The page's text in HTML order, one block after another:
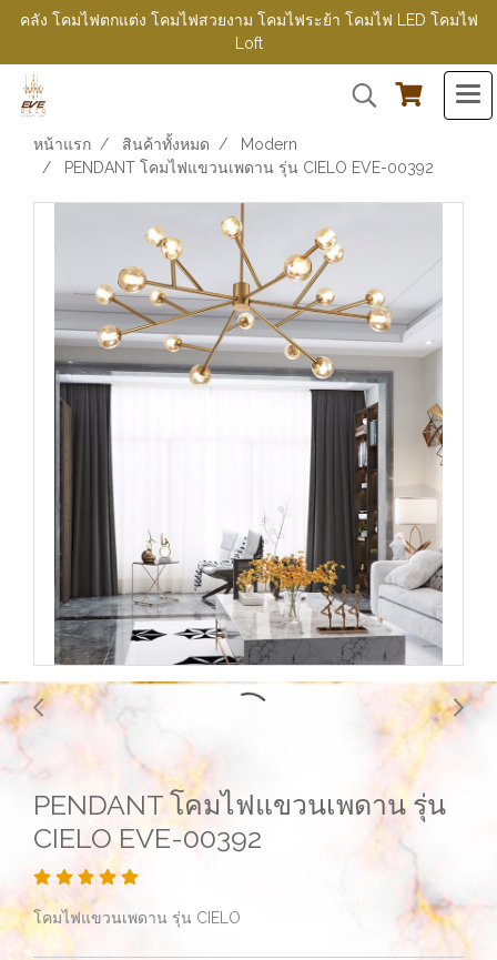
คลัง โคมไฟตกแต่ง โคมไฟสวยงาม โคมไฟระย้า โคมไฟ LED โคมไฟ
Loft
หน้าแรก สินค้าทั้งหมด
Modern
PENDANT โคมไฟแขวนเพดาน รุ่น CIELO EVE-00392
PENDANT โคมไฟแขวนเพดาน รุ่น
CIELO EVE-00392
โคมไฟแขวนเพดาน รุ่น CIELO